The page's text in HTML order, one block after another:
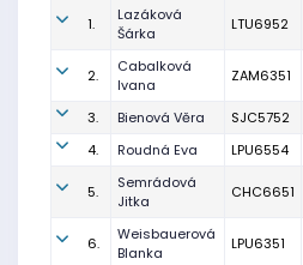
1.
Lazáková
Šárka
LTU6952
2.
Cabalková
Ivana
ZAM6351
3. Bienová Věra SJC5752
4.
Roudná Eva LPU6554
5.
Semrádová
Jitka
CHC6651
6.
Weisbauerová
Blanka
LPU6351